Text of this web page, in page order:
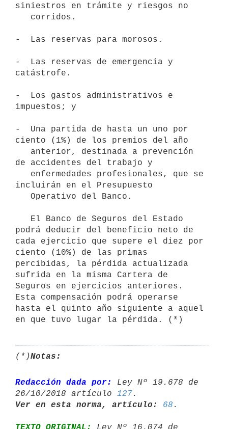
siniestros en trámite y riesgos no
-  Las reservas para morosos.
-  Las reservas de emergencia y
catástrofe.
-  Los gastos administrativos e
impuestos; y
-  Una partida de hasta un uno por
ciento (1%) de los premios del año
de accidentes del trabajo y
incluirán en el Presupuesto
podrá deducir del beneficio neto de
cada ejercicio que supere el diez por
ciento (10%) de las primas
percibidas, la pérdida actualizada
sufrida en la misma Cartera de
Seguros en ejercicios anteriores.
Esta compensación podrá operarse
hasta el quinto año siguiente a aquel
en que tuvo lugar la pérdida. (*)
(*)Notas:
Redacción dada por:
Ley Nº 19.678 de
26/10/2018 artículo 127
Ver en esta norma, artículo:
68